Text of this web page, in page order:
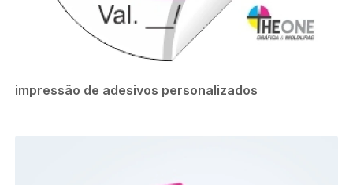
impressão de adesivos personalizados